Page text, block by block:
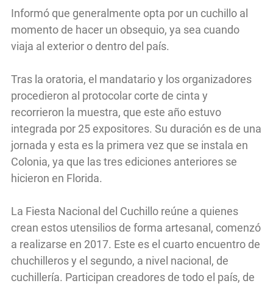
Informó que generalmente opta por un cuchillo al
momento de hacer un obsequio, ya sea cuando
viaja al exterior o dentro del país.
Tras la oratoria, el mandatario y los organizadores
procedieron al protocolar corte de cinta y
recorrieron la muestra, que este año estuvo
integrada por 25 expositores. Su duración es de una
jornada y esta es la primera vez que se instala en
Colonia, ya que las tres ediciones anteriores se
hicieron en Florida.
La Fiesta Nacional del Cuchillo reúne a quienes
crean estos utensilios de forma artesanal, comenzó
a realizarse en 2017. Este es el cuarto encuentro de
chuchilleros y el segundo, a nivel nacional, de
cuchillería. Participan creadores de todo el país, de